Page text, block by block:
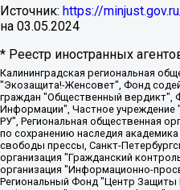
Источник: https://
на 03.05.2024
* Реестр иностранных
Калининградская региональная общественная организация "Экозащита!-Женсовет", Фонд содействия защите прав и свобод граждан "Общественный вердикт", Фонд "Институт Развития Свободы Информации", Частное учреждение "Информационное агентство МЕМО. РУ", Региональная общественная организация "Общественная комиссия по сохранению наследия академика Сахарова", Фонд поддержки свободы прессы, Санкт-Петербургская общественная правозащитная организация "Гражданский контроль", Межрегиональная общественная организация "Информационно-просветительский центр "Мемориал", Региональный Фонд "Центр Защиты Прав Средств Массовой Информации", с 05.12.2023 Фонд "Центр Защиты Прав Средств массовой информации", Региональная общественная благотворительная организация помощи беженцам и мигрантам "Гражданское содействие", Негосударственное образовательное учреждение дополнительного профессионального образования (повышение квалификации) специалистов "АКАДЕМИЯ ПО ПРАВАМ ЧЕЛОВЕКА", Свердловская региональная общественная организация "Сутяжник", Автономная некоммерческая организация "Центр независимых социологических исследований", Союз общественных объединений "Российский исследовательский центр по правам человека", Региональное общественное учреждение научно-информационный центр "МЕМОРИАЛ", Некоммерческая организация "Фонд защиты гласности", Автономная некоммерческая организация "Институт прав человека", Городская общественная организация "Екатеринбургское общество "МЕМОРИАЛ", Городская общественная организация "Рязанское историко-просветительское и правозащитное общество "Мемориал" (Рязанский Мемориал), Челябинский региональный орган общественной самодеятельности – женское общественное объединение "Женщины Евразии", Челябинский региональный орган общественной самодеятельности "Уральская правозащитная группа", Фонд содействия защите здоровья и социальной справедливости имени Андрея Рылькова, Автономная Некоммерческая Организация "Аналитический Центр Юрия Левады", Автономная некоммерческая организация социальной поддержки населения "Проект Апрель", Региональная общественная организация помощи женщинам и детям, находящимся в кризисной ситуации "Информационно-методический центр "Анна", Фонд содействия развитию массовых коммуникаций и правовому просвещению "Так-так-Так", Фонд содействия устойчивому развитию "Серебряная тайга", Свердловский региональный общественный фонд социальных проектов "Новое время", "Idel.Реалии", Кавказ.Реалии, Крым.Реалии, Телеканал Настоящее Время, Татаро-башкирская служба Радио Свобода (Azatliq Radiosi), Радио Свободная Европа/Радио Свобода (PCE/PC), "Сибирь.Реалии", "Фактограф", Благотворительный фонд помощи осужденным и их семьям, Автономная некоммерческая организация "Институт глобализации и социальных движений", Фонд "В защиту прав заключенных", Частное учреждение "Центр поддержки и содействия развитию средств массовой информации", Пензенский региональный общественный благотворительный фонд "Гражданский союз", "Север.Реалии", Некоммерческая организация Фонд "Правовая инициатива", Общество с ограниченной ответственностью "Радио Свободная Европа/Радио Свобода", Чешское информационное агентство "MEDIUM-ORIENT", Красноярская региональная общественная организация "Мы против СПИДа", Камалягин Денис Николаевич, Маркелов Сергей Евгеньевич, Пономарев Лев Александрович, Савицкая Людмила Алексеевна, Автономная некоммерческая организация "Центр по работе с проблемой насилия "НАСИЛИЮ.НЕТ", Межрегиональный профессиональный союз работников здравоохранения "Альянс врачей", Юридическое лицо, зарегистрированное в Латвийской Республике, SIA "Medusa Project" (регистрационный номер 40103797863, дата регистрации 10.06.2014), Некоммерческая организация "Фонд по борьбе с коррупцией", Автономная некоммерческая организация "Институт права и публичной политики", Баданин Роман Сергеевич, Гликин Максим Александрович, Железнова Мария Михайловна, Лукьянова Юлия Сергеевна, Маетная Елизавета Витальевна, Маняхин Петр Борисович, Чуракова Ольга Владимировна, Ярош Юлия Петровна, Юридическое лицо "The Insider SIA", зарегистрированное в Риге, Латвийская Республика (дата регистрации 26.06.2015), являющееся администратором доменного имени интернет-издания "The Insider SIA", https://theins.ru, Постернак Алексей Евгеньевич, Рубин Михаил Аркадьевич, Анин Роман Александрович, Юридическое лицо Istories fonds, зарегистрированное в Латвийской Республике (регистрационный номер 50008295751, дата регистрации 24.02.2020), Великовский Дмитрий Александрович, Долинина Ирина Николаевна, Мароховская Алеся Алексеевна, Шлейнов Роман Юрьевич, Шмагун Олеся Валентиновна, Общество с ограниченной ответственностью "Альтаир 2021", Общество с ограниченной ответственностью "Вега 2021", Общество с ограниченной ответственностью "Главный редактор 2021", Общество с ограниченной ответственностью "Ромашки монолит", Важенков Артем Валерьевич, Ивановская областная общественная организация "Центр гендерных исследований", Гурман Юрий Альбертович, Медиапроект "ОВД-Инфо", Егоров Владимир Владимирович, Жилинский Владимир Александрович, Общество с ограниченной ответственностью "ЗП", Иванова София Юрьевна, Карезина Инна Павловна, Кильтау Екатерина Викторовна, Петров Алексей Викторович, Пискунов Сергей Евгеньевич, Смирнов Сергей Сергеевич, Тихонов Михаил Сергеевич, Общество с ограниченной ответственностью "ЖУРНАЛИСТ-ИНОСТРАННЫЙ АГЕНТ", Арапова Галина Юрьевна, Вольтская Татьяна Анатольевна, Американская компания "Mason G.E.S. Anonymous Foundation" (США), являющаяся владельцем интернет-издания https://mnews.world/, Компания "Stichting Bellingcat", зарегистрированная в Нидерландах (дата регистрации 11.07.2018), Захаров Андрей Вячеславович, Клепиковская Екатерина Дмитриевна, Общество с ограниченной ответственностью "МЕМО", Перл Роман Александрович, Симонов Евгений Алексеевич, Соловьева Елена Анатольевна, Сотников Даниил Владимирович, Сурначева Елизавета Дмитриевна, Автономная некоммерческая организация по защите прав человека и информированию населения "Якутия – Наше Мнение", Общество с